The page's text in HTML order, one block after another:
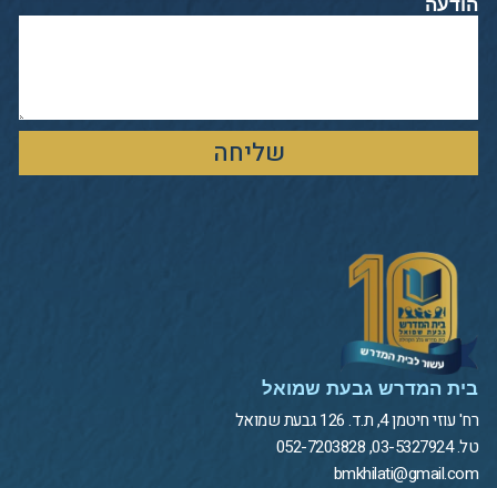
הודעה
שליחה
בית המדרש גבעת שמואל
רח' עוזי חיטמן 4, ת.ד. 126 גבעת שמואל
טל. 03-5327924, 052-7203828
bmkhilati@gmail.com